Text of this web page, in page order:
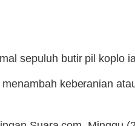
sepuluh butir pil koplo
keberanian